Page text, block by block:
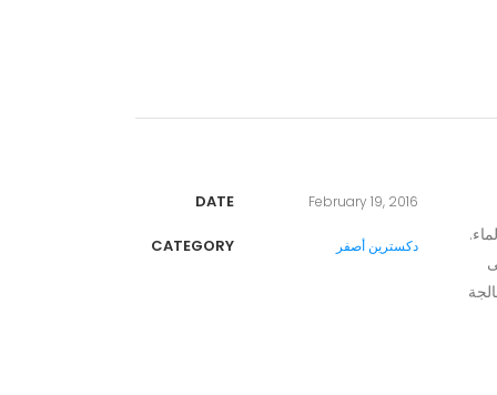
DATE February 19, 2016
CATEGORY دكسترين أصفر